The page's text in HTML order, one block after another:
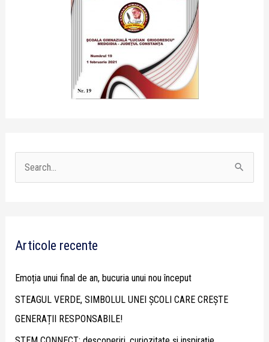
c
o
r
Articole recente
Emoția unui final de an, bucuria unui nou început
STEAGUL VERDE, SIMBOLUL UNEI ȘCOLI CARE CREȘTE
GENERAȚII RESPONSABILE!